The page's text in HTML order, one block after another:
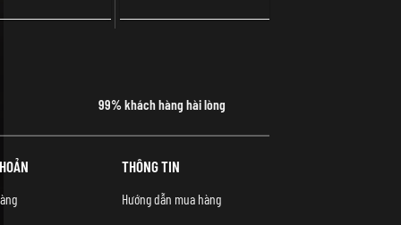
99% khách hàng hài lòng
THÔNG TIN
Hướng dẫn mua hàng